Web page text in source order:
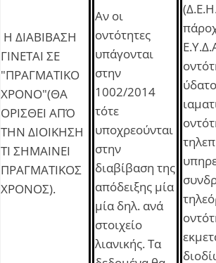
Η ΔΙΑΒΙΒΑΣΗ
ΓΙΝΕΤΑΙ ΣΕ
"ΠΡΑΓΜΑΤΙΚΟ
ΧΡΟΝΟ"(ΘΑ
ΟΡΙΣΘΕΙ ΑΠΌ
ΤΗΝ ΔΙΟΙΚΗΣΗ
ΤΙ ΣΗΜΑΙΝΕΙ
ΠΡΑΓΜΑΤΙΚΟΣ
ΧΡΟΝΟΣ).
Αν οι
οντότητες
υπάγονται
στην
1002/2014
τότε
υποχρεούνται
στην
διαβίβαση της
απόδειξης μία
μία δηλ. ανά
στοιχείο
λιανικής. Τα